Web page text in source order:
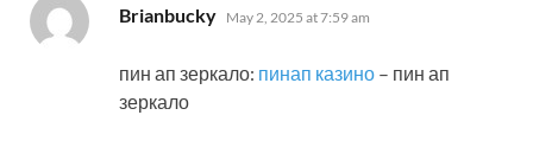
Brianbucky says:
May 2, 2025 at 7:59 am
пин ап зеркало: пинап казино – пин ап
зеркало